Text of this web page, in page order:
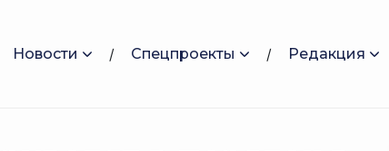
Новости Спецпроекты Редакция